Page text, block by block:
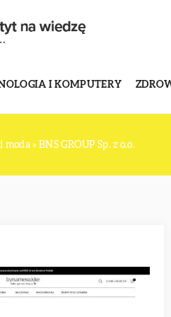
I KOMPUTERY
moda » BNS GROUP Sp. z o.o.